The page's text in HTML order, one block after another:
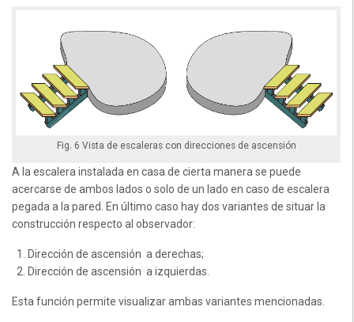
Fig. 6 Vista de escaleras con direcciones de ascensión
A la escalera instalada en casa de cierta manera se puede
acercarse de ambos lados o solo de un lado en caso de escalera
pegada a la pared. En último caso hay dos variantes de situar la
construcción respecto al observador:
Dirección de ascensión a derechas;
Dirección de ascensión a izquierdas.
Esta función permite visualizar ambas variantes mencionadas.